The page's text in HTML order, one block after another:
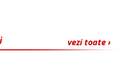
vezi toate ›